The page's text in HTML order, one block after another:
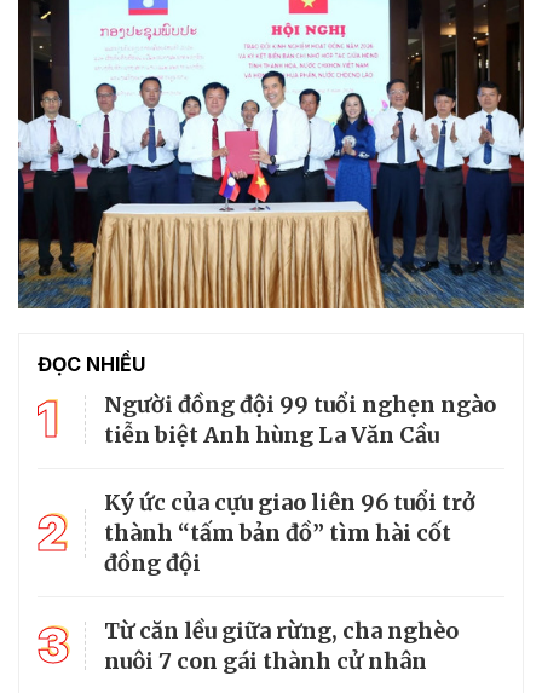
ĐỌC NHIỀU
1
Người đồng đội 99 tuổi nghẹn ngào
tiễn biệt Anh hùng La Văn Cầu
2
Ký ức của cựu giao liên 96 tuổi trở
thành “tấm bản đồ” tìm hài cốt
đồng đội
3
Từ căn lều giữa rừng, cha nghèo
nuôi 7 con gái thành cử nhân